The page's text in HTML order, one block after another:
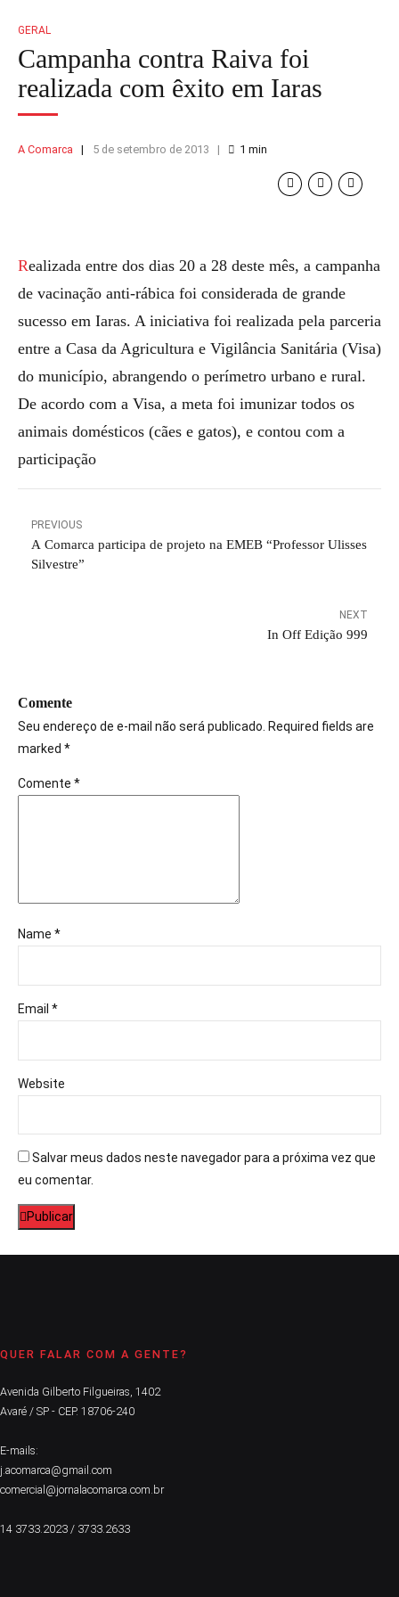
GERAL
Campanha contra Raiva foi
realizada com êxito em Iaras
A Comarca 5 de setembro de 2013 1 min
Realizada entre dos dias 20 a 28 deste mês, a campanha
de vacinação anti-rábica foi considerada de grande
sucesso em Iaras. A iniciativa foi realizada pela parceria
entre a Casa da Agricultura e Vigilância Sanitária (Visa)
do município, abrangendo o perímetro urbano e rural.
De acordo com a Visa, a meta foi imunizar todos os
animais domésticos (cães e gatos), e contou com a
participação
PREVIOUS
A Comarca participa de projeto na EMEB “Professor Ulisses
Silvestre”
NEXT
In Off Edição 999
Comente
Seu endereço de e-mail não será publicado. Required fields are
marked *
Comente *
Name *
Email *
Website
Salvar meus dados neste navegador para a próxima vez que
eu comentar.
Publicar
QUER FALAR COM A GENTE?
Avenida Gilberto Filgueiras, 1402
Avaré / SP - CEP. 18706-240
E-mails:
j.acomarca@gmail.com
comercial@jornalacomarca.com.br
14 3733.2023 / 3733.2633